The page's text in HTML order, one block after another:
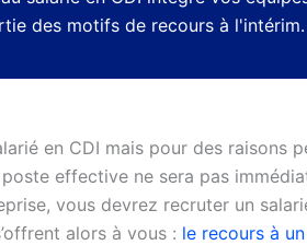
des motifs de recours à l'intérim.
en CDI mais pour des raisons
effective ne sera pas
vous devrez recruter un
alors à vous : le recours à